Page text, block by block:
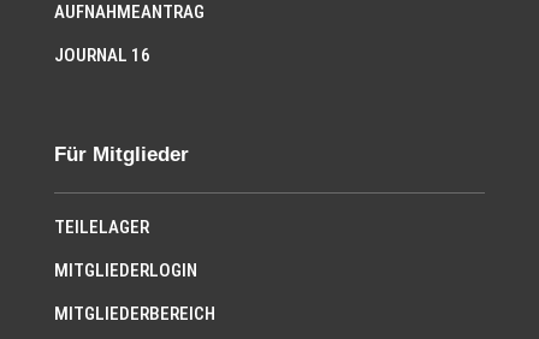
AUFNAHMEANTRAG
JOURNAL 16
Für Mitglieder
TEILELAGER
MITGLIEDERLOGIN
MITGLIEDERBEREICH